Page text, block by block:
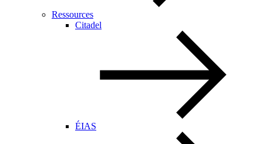
Ressources
Citadel
ÉIAS